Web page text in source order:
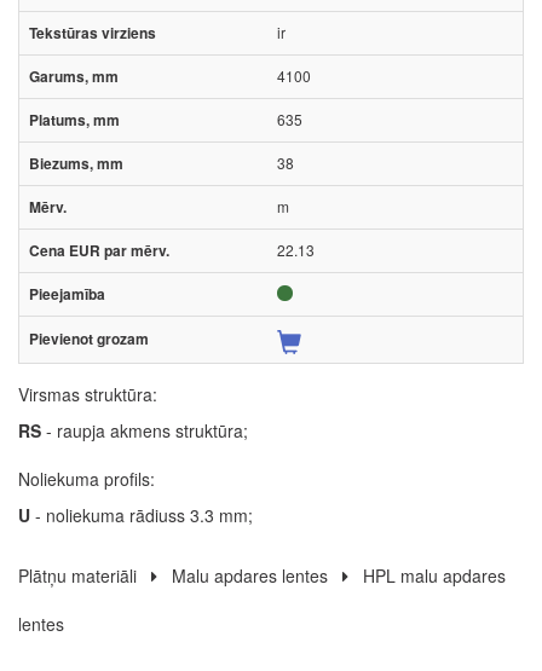
ir
4100
635
38
m
22.13
Virsmas struktūra:
RS - raupja akmens struktūra;
Noliekuma profils:
U - noliekuma rādiuss 3.3 mm;
Plātņu materiāli Malu apdares lentes
HPL malu apdares
lentes